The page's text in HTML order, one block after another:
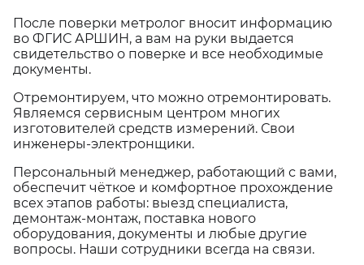
После поверки метролог вносит информацию
во ФГИС АРШИН, а вам на руки выдается
свидетельство о поверке и все необходимые
документы.
Отремонтируем, что можно отремонтировать.
Являемся сервисным центром многих
изготовителей средств измерений. Свои
инженеры-электронщики.
Персональный менеджер, работающий с вами,
обеспечит чёткое и комфортное прохождение
всех этапов работы: выезд специалиста,
демонтаж-монтаж, поставка нового
оборудования, документы и любые другие
вопросы. Наши сотрудники всегда на связи.